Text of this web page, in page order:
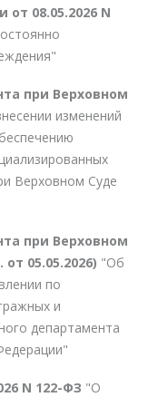
08.05.2026 N
при Верховном
изменений
Верховном Суде
при Верховном
05.05.2026) "Об
по
и
департамента
N 122-ФЗ "О